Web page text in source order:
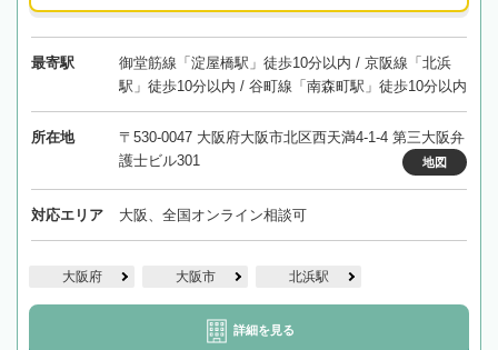
最寄駅
御堂筋線「淀屋橋駅」徒歩10分以内 / 京阪線「北浜
駅」徒歩10分以内 / 谷町線「南森町駅」徒歩10分以内
所在地
〒530-0047 大阪府大阪市北区西天満4-1-4 第三大阪弁
護士ビル301
地図
対応エリア 大阪、全国オンライン相談可
大阪府 大阪市 北浜駅
詳細を見る